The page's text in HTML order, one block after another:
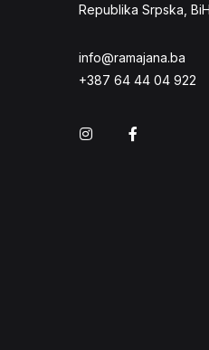
Republika Srpska, BiH
info@ramajana.ba
+387 64 44 04 922
Instagram